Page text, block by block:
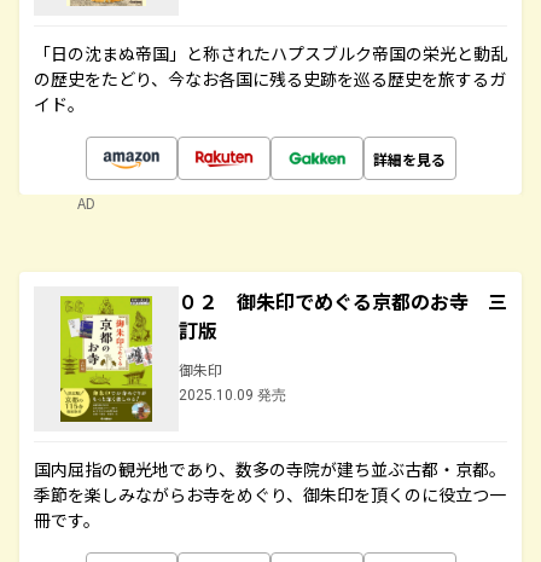
「日の沈まぬ帝国」と称されたハプスブルク帝国の栄光と動乱
の歴史をたどり、今なお各国に残る史跡を巡る歴史を旅するガ
イド。
詳細を見る
AD
０２ 御朱印でめぐる京都のお寺 三
訂版
御朱印
2025.10.09 発売
国内屈指の観光地であり、数多の寺院が建ち並ぶ古都・京都。
季節を楽しみながらお寺をめぐり、御朱印を頂くのに役立つ一
冊です。